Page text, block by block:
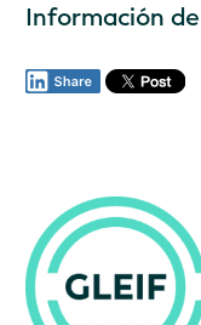
Información